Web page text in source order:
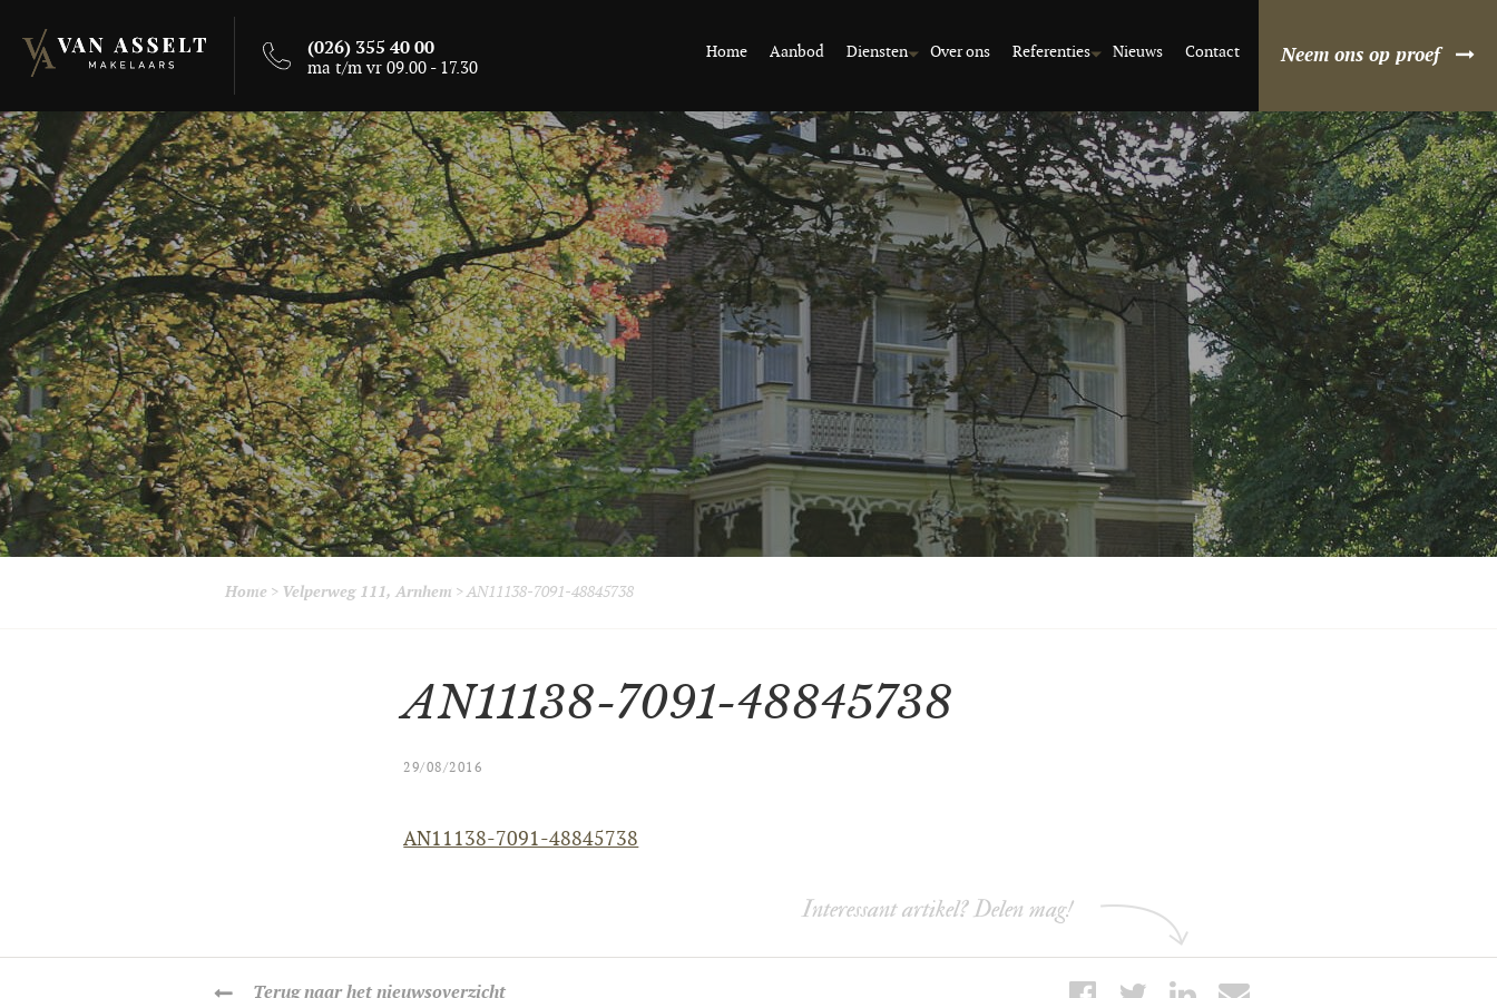
(026) 355 40 00
ma t/m vr 09.00 - 17.30
Home Aanbod Diensten Over ons Referenties Nieuws Contact Neem ons op proef
Home > Velperweg 111, Arnhem >AN11138-7091-48845738
AN11138-7091-48845738
29/08/2016
AN11138-7091-48845738
Interessant artikel? Delen mag!
Terugnaar het nieuwsoverzicht